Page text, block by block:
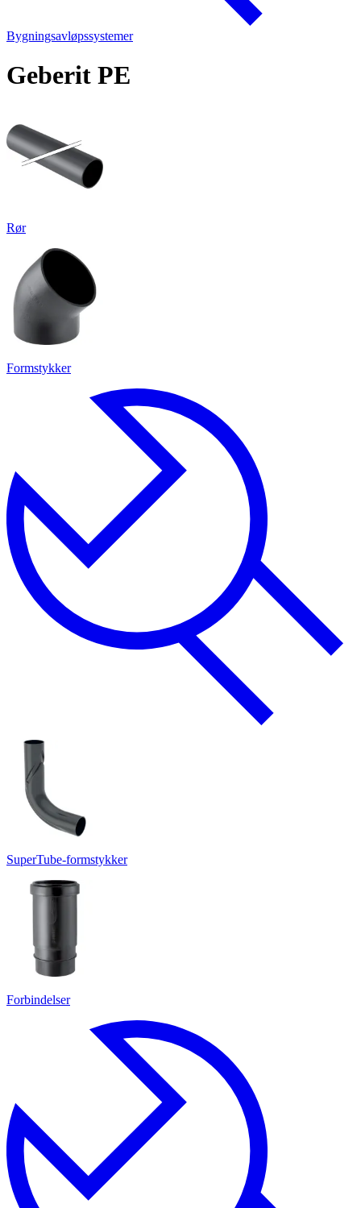
Bygningsavløpssystemer
Geberit PE
Rør
Formstykker
SuperTube-formstykker
Forbindelser